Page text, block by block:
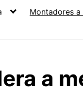
Montadores
a